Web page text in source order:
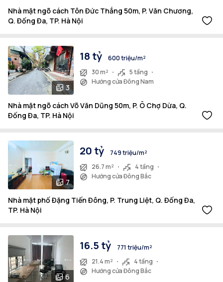
Nhà mặt ngõ cách Tôn Đức Thắng 50m, P. Văn Chương,
Q. Đống Đa, TP. Hà Nội
3
18 tỷ
600 triệu/m²
30 m²
5 tầng
Hướng cửa Đông Nam
Nhà mặt ngõ cách Võ Văn Dũng 50m, P. Ô Chợ Dừa, Q.
Đống Đa, TP. Hà Nội
7
20 tỷ
749 triệu/m²
26.7 m²
4 tầng
Hướng cửa Đông Bắc
Nhà mặt phố Đặng Tiến Đông, P. Trung Liệt, Q. Đống Đa,
TP. Hà Nội
6
16.5 tỷ
771 triệu/m²
21.4 m²
4 tầng
Hướng cửa Đông Bắc